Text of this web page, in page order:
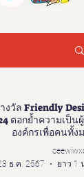
งวัล Friendly
ตอกย้ำความเป็นผู้
องค์กรเพื่อคนทั้งม
ธ.ค. 2567
ยาว 1